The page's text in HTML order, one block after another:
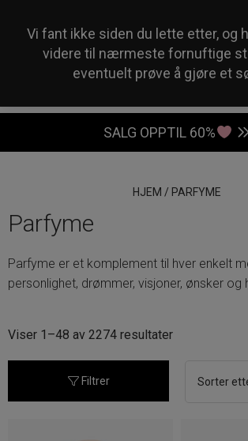
SALG OPPTIL 60%
HJEM / PARFYME
Parfyme
Parfyme er et komplement til hver enkelt
personlighet, drømmer, visjoner, ønsker og
Viser 1–48 av 2274 resultaterSortert
nyeste
Filtrer
Vi fant ikke siden du lette etter, og
videre til nærmeste fornuftige
eventuelt prøve å gjøre et